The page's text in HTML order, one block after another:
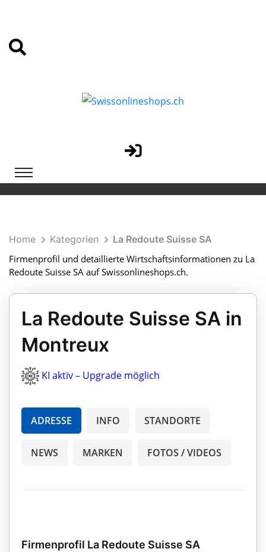
Home Kategorien
La Redoute Suisse SA
Firmenprofil und detaillierte Wirtschaftsinformationen zu La
Redoute Suisse SA auf Swissonlineshops.ch.
La Redoute Suisse SA in
Montreux
KI aktiv – Upgrade möglich
ADRESSE INFO STANDORTE
NEWS MARKEN FOTOS / VIDEOS
Firmenprofil La Redoute Suisse SA